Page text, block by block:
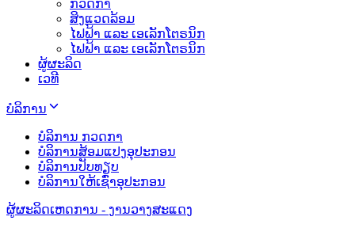
ກວດກາ
ສິງແວດລ້ອມ
ໄຟຟ້າ ແລະ ເອເລັກໂຕຣນິກ
ໄຟຟ້າ ແລະ ເອເລັກໂຕຣນິກ
ຜູ້ຜະລິດ
ເວທີ
ບໍລິການ
ບໍລິການ ກວດກາ
ບໍລິການສ້ອມແປງອຸປະກອນ
ບໍລິການປັບທຽບ
ບໍລິການໃຫ້ເຊົ່າອຸປະກອນ
ຜູ້ຜະລິດເຫດການ - ງານວາງສະແດງ